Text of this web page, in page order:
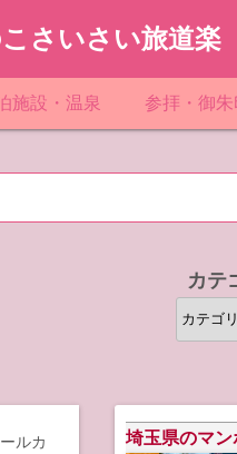
さいさい旅道楽
施設・温泉
パーホテル
ィホテル・ビジネスホテル
参拝・御朱
カテ
カ
テ
ー
ルカ
埼玉県のマ